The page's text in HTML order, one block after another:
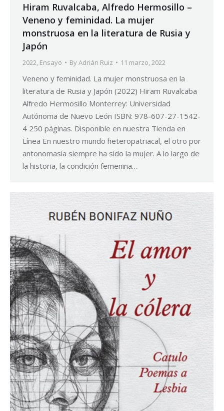
Hiram Ruvalcaba, Alfredo Hermosillo –
Veneno y feminidad. La mujer
monstruosa en la literatura de Rusia y
Japón
2022, Ensayo ByAdrián Ruiz 11 marzo, 2022
Veneno y feminidad. La mujer monstruosa en la
literatura de Rusia y Japón (2022) Hiram Ruvalcaba
Alfredo Hermosillo Monterrey: Universidad
Autónoma de Nuevo León ISBN: 978-607-27-1542-
4 250 páginas. Disponible en nuestra Tienda en
Línea En nuestro mundo heteropatriacal, el otro por
antonomasia siempre ha sido la mujer. A lo largo de
la historia, la condición femenina…